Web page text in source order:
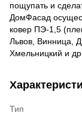
пощупать и
ДомФасад
ковер ПЭ-1,5
Львов, Винница,
Хмельницкий и др.
Тип